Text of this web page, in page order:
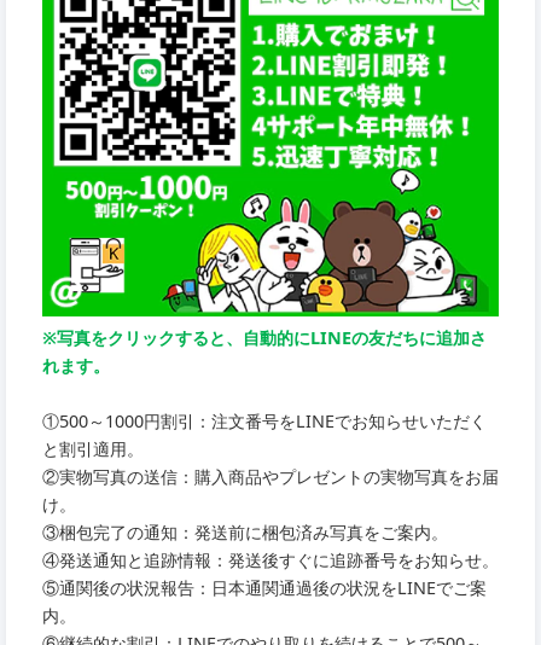
※写真をクリックすると、自動的にLINEの友だちに追加さ
れます。
①500～1000円割引：注文番号をLINEでお知らせいただく
と割引適用。
②実物写真の送信：購入商品やプレゼントの実物写真をお届
け。
③梱包完了の通知：発送前に梱包済み写真をご案内。
④発送通知と追跡情報：発送後すぐに追跡番号をお知らせ。
⑤通関後の状況報告：日本通関通過後の状況をLINEでご案
内。